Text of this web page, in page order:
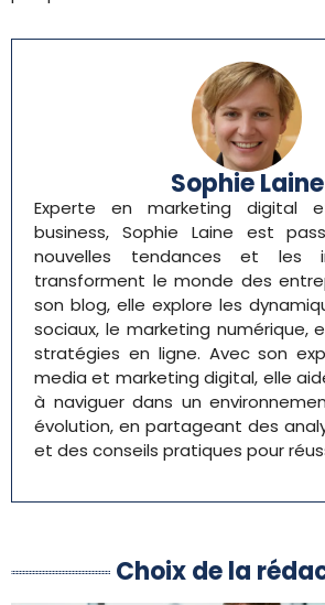
Sophie Laine
Experte en marketing digital
business, Sophie Laine est
nouvelles tendances et les
transforment le monde des
son blog, elle explore les
sociaux, le marketing numérique,
stratégies en ligne. Avec son
media et marketing digital, elle
à naviguer dans un
évolution, en partageant des
et des conseils pratiques pour
Choix de la